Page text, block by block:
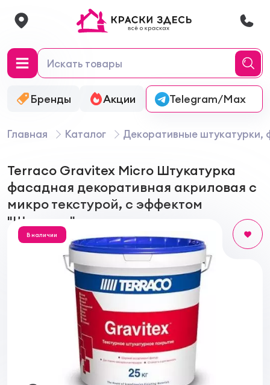
Бренды Акции Онлайн-колеровка
Telegram/Max
Главная Каталог Декоративные штукатурки,
Terraco Gravitex Micro Штукатурка
фасадная декоративная акриловая с
микро текстурой, с эффектом
"Шагрень"
В наличии